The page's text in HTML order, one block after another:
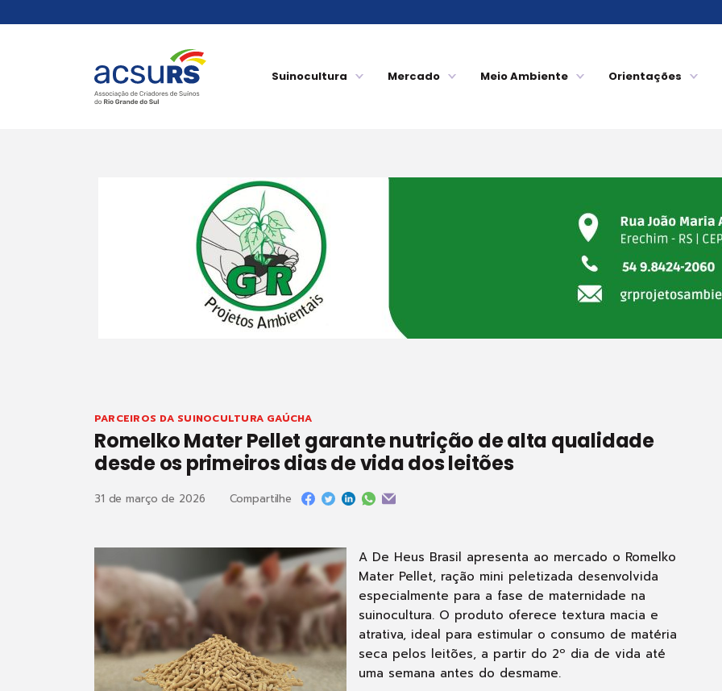
Suinocultura Mercado Meio Ambiente Orientações
PARCEIROS DA SUINOCULTURA GAÚCHA
Romelko Mater Pellet garante nutrição de alta qualidade
desde os primeiros dias de vida dos leitões
31 de março de 2026 Compartilhe
A De Heus Brasil apresenta ao mercado o Romelko
Mater Pellet, ração mini peletizada desenvolvida
especialmente para a fase de maternidade na
suinocultura. O produto oferece textura macia e
atrativa, ideal para estimular o consumo de matéria
seca pelos leitões, a partir do 2º dia de vida até
uma semana antes do desmame.